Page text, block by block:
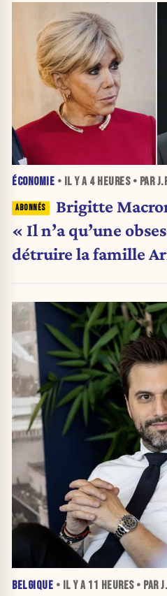
ÉCONOMIE • IL Y A 4 HEURES• PAR
Brigitte
« Il n’a qu’une
détruire la famille
BELGIQUE • IL Y A 11 HEURES• PAR